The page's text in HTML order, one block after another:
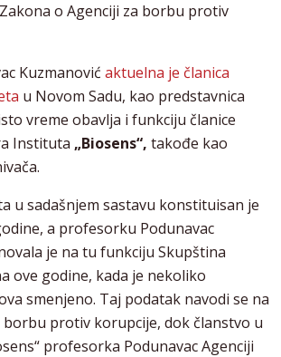
o Agenciji za borbu protiv
Kuzmanović aktuelna je članica
u Novom Sadu, kao predstavnica
vreme obavlja i funkciju članice
Instituta „Biosens“, takođe kao
u sadašnjem sastavu konstituisan je
a profesorku Podunavac
je na tu funkciju Skupština
ove godine, kada je nekoliko
smenjeno. Taj podatak navodi se na
borbu protiv korupcije, dok članstvo u
profesorka Podunavac Agenciji